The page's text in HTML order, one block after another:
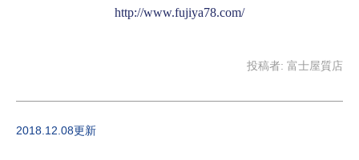
http://www.fujiya78.com/
投稿者: 富士屋質店
2018.12.08更新